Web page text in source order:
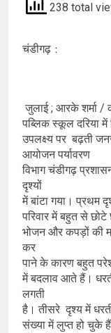
238 total
चंडीगढ़ :
जुलाई ; आरके शर्मा /
पब्लिक स्कूल दरिया
उपलक्ष्य पर बढ़ती
आयोजन पर्यावरण
विभाग चंडीगढ़
दृश्यों
में बांटा गया। प्रथम
परिवार में बहुत से छोटे
भोजन और कपड़ों की
कर
पाने के कारण बहुत
में बदलाव आते हैं।
लगती
है। तीसरे दृश्य में
संख्या में लुप्त हो चुके